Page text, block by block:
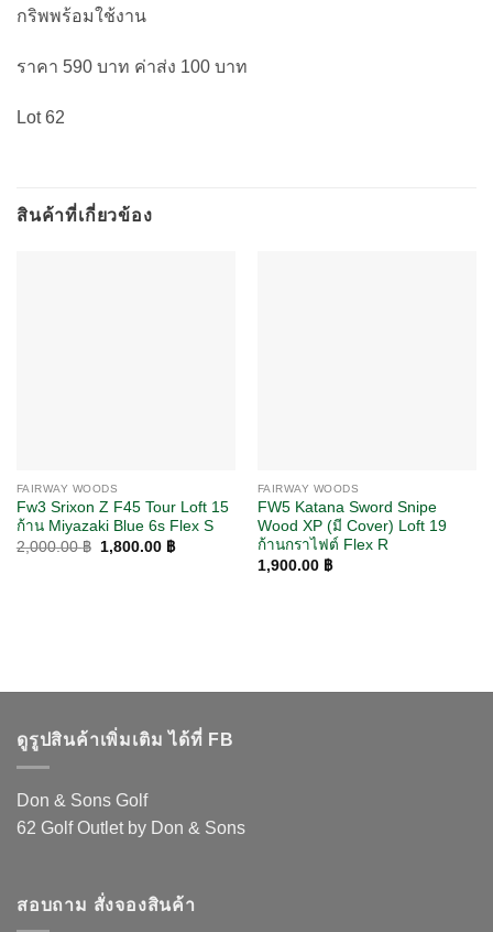
กริพพร้อมใช้งาน
ราคา 590 บาท ค่าส่ง 100 บาท
Lot 62
สินค้าที่เกี่ยวข้อง
FAIRWAY WOODS
Fw3 Srixon Z F45 Tour Loft 15
ก้าน Miyazaki Blue 6s Flex S
2,000.00฿
Original
1,800.00 ฿Current
FAIRWAY WOODS
FW5 Katana Sword Snipe
Wood XP (มี Cover) Loft 19
ก้านกราไฟต์ Flex R
1,900.00 ฿
ดูรูปสินค้าเพิ่มเติม ได้ที่ FB
Don & Sons Golf
62 Golf Outlet by Don & Sons
สอบถาม สั่งจองสินค้า